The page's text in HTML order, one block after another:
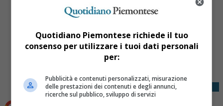
Share
Quotidiano Piemontese richiede il tuo
consenso per utilizzare i tuoi dati personali
per:
Pubblicità e contenuti personalizzati, misurazione
delle prestazioni dei contenuti e degli annunci,
ricerche sul pubblico, sviluppo di servizi